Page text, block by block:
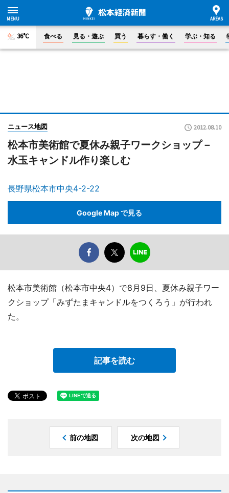
36°C 食べる 見る・遊ぶ 買う 暮らす・働く 学ぶ・知る
ニュース地図 2012.08.10
松本市美術館で夏休み親子ワークショップ－
水玉キャンドル作り楽しむ
長野県松本市中央4-2-22
Google Map で見る
松本市美術館（松本市中央4）で8月9日、夏休み親子ワー
クショップ「みずたまキャンドルをつくろう」が行われ
た。
記事を読む
前の地図 次の地図